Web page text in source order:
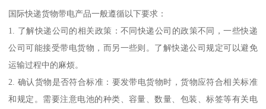
国际快递货物带电产品一般遵循以下要求：
1. 了解快递公司的相关政策：不同快递公司的政策不同，一些快递
公司可能接受带电货物，而另一些则。了解快递公司规定可以避免
运输过程中的麻烦。
2. 确认货物是否符合标准：要发带电货物时，货物应符合相关标准
和规定。需要注意电池的种类、容量、数量、包装、标签等有关电